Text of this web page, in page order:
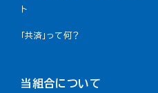
ト
「共済」って何？
当組合について